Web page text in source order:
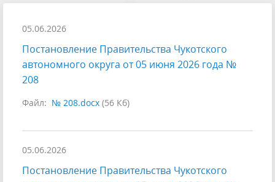
05.06.2026
Постановление Правительства Чукотского
автономного округа от 05 июня 2026 года №
208
Файл: № 208.docx (56 Кб)
05.06.2026
Постановление Правительства Чукотского